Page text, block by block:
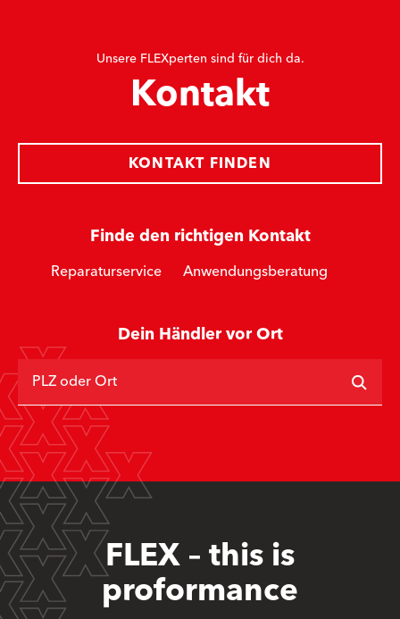
Unsere FLEXperten sind für dich da.
Kontakt
Finde den richtigen Kontakt
Reparaturservice Anwendungsberatung
KONTAKT FINDEN
Dein Händler vor Ort
PLZ oder Ort
FLEX – this is
proformance